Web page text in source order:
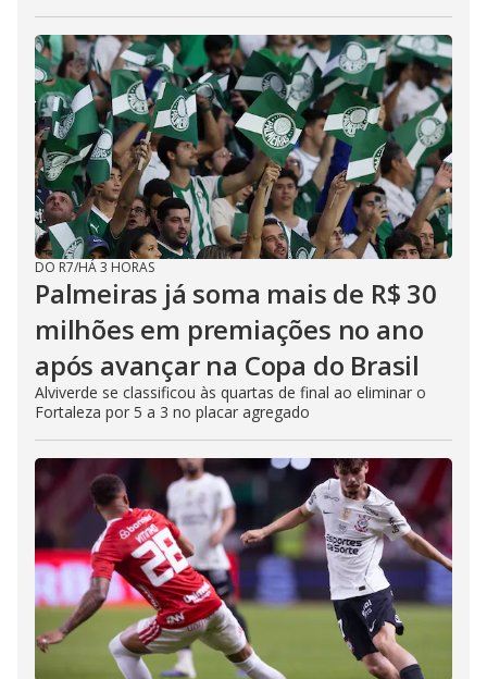
DO R7/HÁ 3 HORAS
Palmeiras já soma mais de R$ 30
milhões em premiações no ano
após avançar na Copa do Brasil
Alviverde se classificou às quartas de final ao eliminar o
Fortaleza por 5 a 3 no placar agregado